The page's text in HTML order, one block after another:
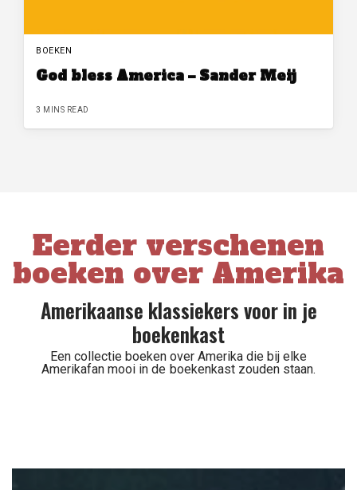
BOEKEN
God bless America – Sander Meij
3 MINS READ
Eerder verschenen
boeken over Amerika
Amerikaanse klassiekers voor in je
boekenkast
Een collectie boeken over Amerika die bij elke
Amerikafan mooi in de boekenkast zouden staan.